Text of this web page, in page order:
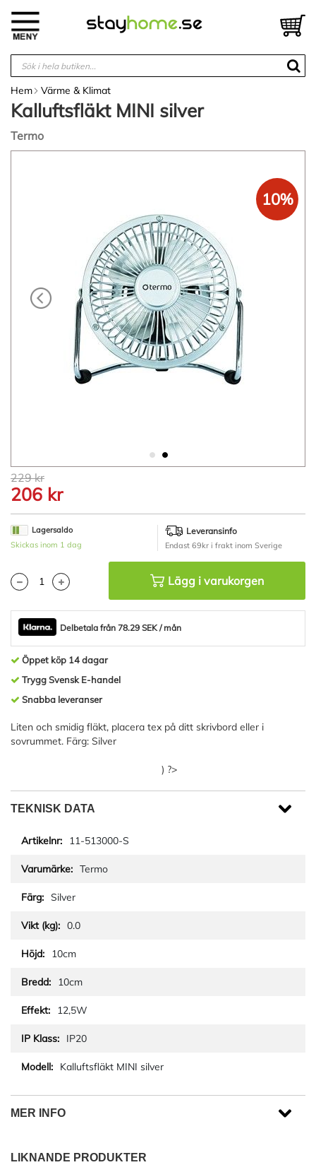
innehållet
Hem Värme & Klimat
Kalluftsfläkt MINI silver
Termo
Hoppa
till
början
av
bildgalleriet
10%
229 kr
206 kr
Lagersaldo
Skickas inom 1 dag
Leveransinfo
Endast 69kr i frakt inom Sverige
Lägg i varukorgen
Delbetala från 78.29 SEK / mån
Öppet köp 14 dagar
Trygg Svensk E-handel
Snabba leveranser
Liten och smidig fläkt, placera tex på ditt skrivbord eller i
sovrummet. Färg: Silver
) ?>
TEKNISK DATA
11-513000-S
Termo
Silver
0.0
10cm
10cm
12,5W
IP20
Kalluftsfläkt MINI silver
MER INFO
LIKNANDE PRODUKTER